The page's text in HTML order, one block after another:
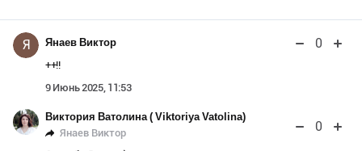
Я Янаев Виктор 0
++!!
9 Июнь 2025, 11:53
Виктория Ватолина ( Viktoriya Vatolina)
Янаев Виктор
0